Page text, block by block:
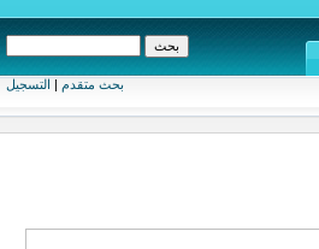
بحث متقدم | التسجيل